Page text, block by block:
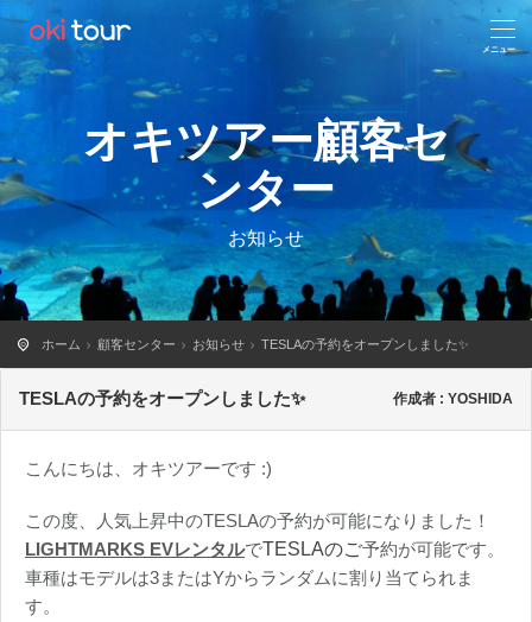
オキツアー顧客セ
ンター
お知らせ
ホーム 顧客センター お知らせ TESLAの予約をオープンしました✨
TESLAの予約をオープンしました✨ 作成者 : YOSHIDA
こんにちは、オキツアーです :)
この度、人気上昇中のTESLAの予約が可能になりました！
LIGHTMARKS EVレンタルでTESLAのご予約が可能です。
車種はモデルは3またはYからランダムに割り当てられま
す。